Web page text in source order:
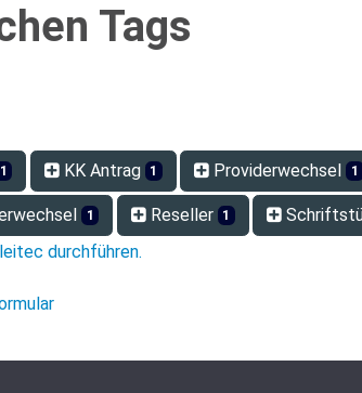
Tags
1 KK Antrag 1 Providerwechsel 1
1 Reseller 1
durchführen.